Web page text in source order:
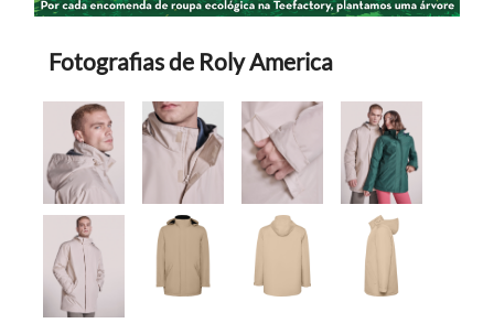
Fotografias de Roly America